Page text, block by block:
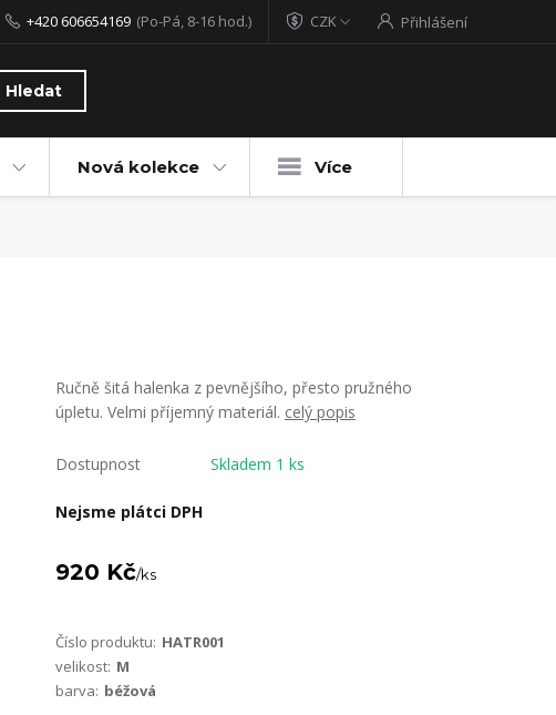
CZK Přihlášení
Hledat
+420 606654169 (Po-Pá, 8-16 hod.)
Nová kolekce Více
Ručně šitá halenka z pevnějšího, přesto pružného
úpletu. Velmi příjemný materiál. celý popis
Dostupnost Skladem 1 ks
Nejsme plátci DPH
920 Kč/ks
Číslo produktu: HATR001
velikost: M
barva: béžová